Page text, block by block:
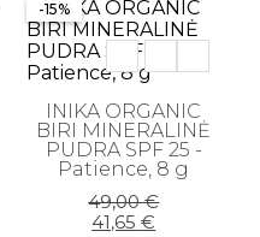
-15%
INIKA ORGANIC
BIRI MINERALINĖ
PUDRA SPF 25 -
Patience, 8 g
49,00€
Original
price
41,65€
Current
price